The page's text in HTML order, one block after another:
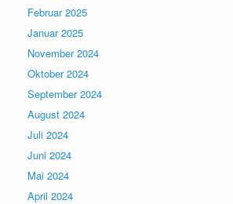
Februar 2025
Januar 2025
November 2024
Oktober 2024
September 2024
August 2024
Juli 2024
Juni 2024
Mai 2024
April 2024